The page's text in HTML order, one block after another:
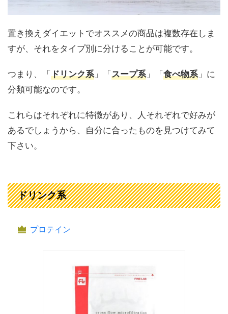
置き換えダイエットでオススメの商品は複数存在しま
すが、それをタイプ別に分けることが可能です。
つまり、「ドリンク系」「スープ系」「食べ物系」に
分類可能なのです。
これらはそれぞれに特徴があり、人それぞれで好みが
あるでしょうから、自分に合ったものを見つけてみて
下さい。
ドリンク系
プロテイン